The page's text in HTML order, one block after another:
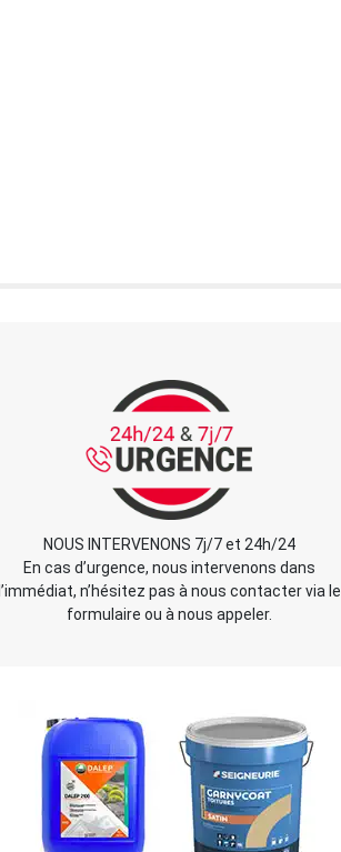
NOUS INTERVENONS 7j/7 et 24h/24
En cas d’urgence, nous intervenons dans
l’immédiat, n’hésitez pas à nous contacter via le
formulaire ou à nous appeler.